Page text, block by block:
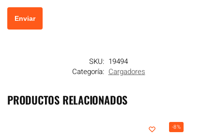
SKU: 19494
Categoría: Cargadores
PRODUCTOS RELACIONADOS
-8%